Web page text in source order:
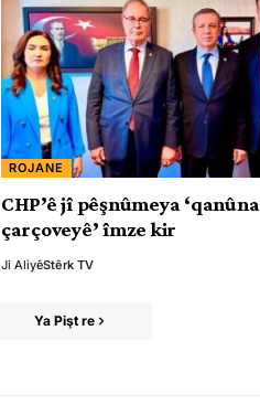
ROJANE
CHP’ê jî pêşnûmeya ‘qanûna
çarçoveyê’ îmze kir
Ji AliyêStêrk TV
Ya Pişt re